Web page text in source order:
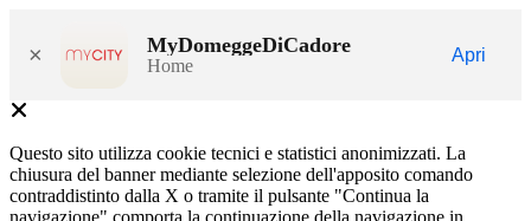
× MyDomeggeDiCadore
Home
Apri
Questo sito utilizza cookie tecnici e statistici anonimizzati. La
chiusura del banner mediante selezione dell'apposito comando
contraddistinto dalla X o tramite il pulsante "Continua la
navigazione" comporta la continuazione della navigazione in